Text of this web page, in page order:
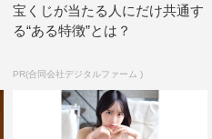
宝くじが当たる人にだけ共通す
る“ある特徴”とは？
PR(合同会社デジタルファーム )